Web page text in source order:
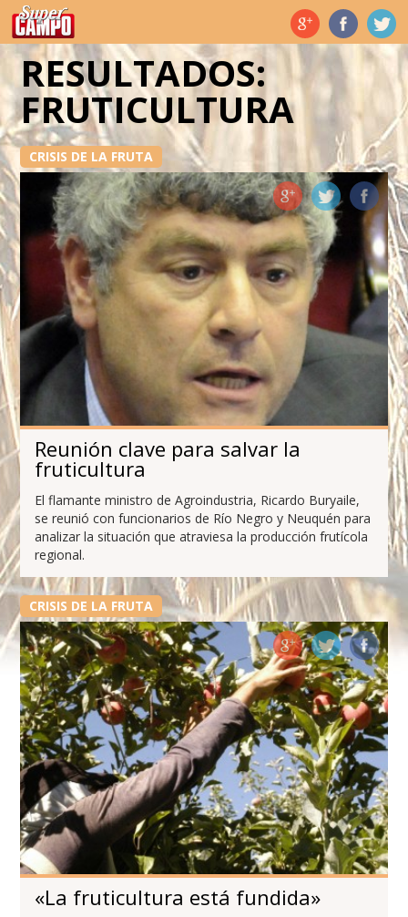
Temas de hoy
RESULTADOS:
FRUTICULTURA
CRISIS DE LA FRUTA
Reunión clave para salvar la
fruticultura
El flamante ministro de Agroindustria, Ricardo Buryaile,
se reunió con funcionarios de Río Negro y Neuquén para
analizar la situación que atraviesa la producción frutícola
regional.
CRISIS DE LA FRUTA
«La fruticultura está fundida»